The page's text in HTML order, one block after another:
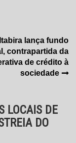
lança fundo
contrapartida da
de crédito à
sociedade
LOCAIS DE
DO